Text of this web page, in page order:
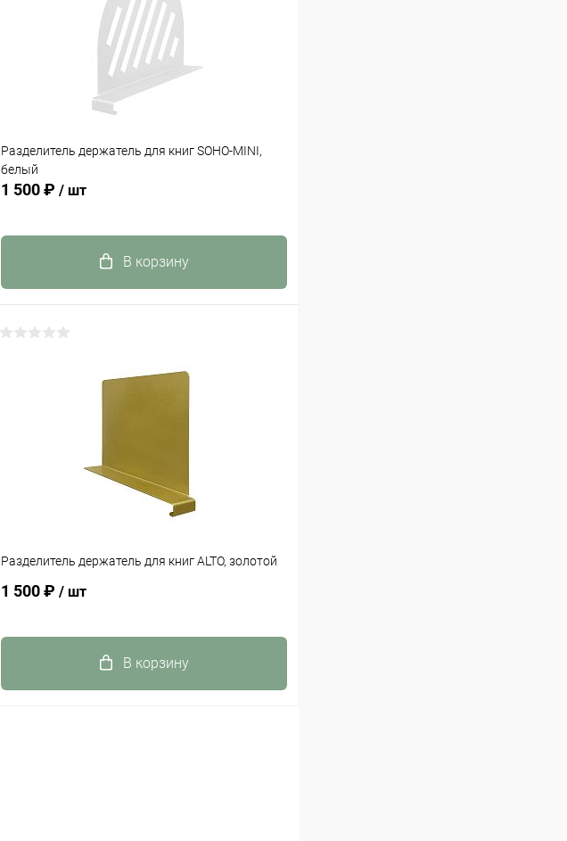
Разделитель держатель для книг SOHO-MINI,
белый
1 500 ₽ / шт
В корзину
Купить в 1 клик К сравнению
В избранное
Разделитель держатель для книг ALTO, золотой
1 500 ₽ / шт
В корзину